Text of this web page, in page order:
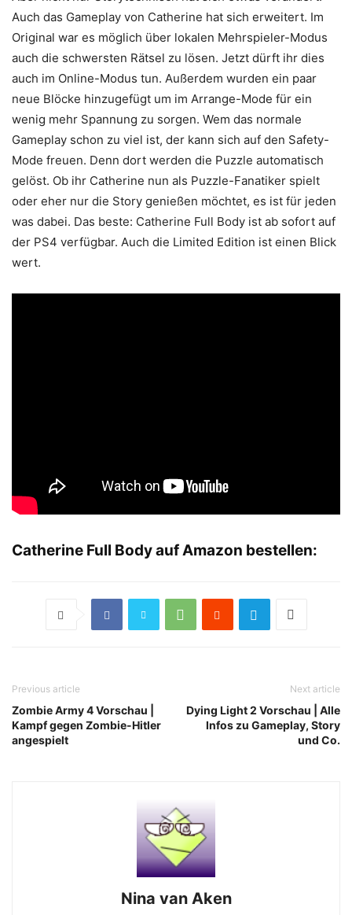
Auch das Gameplay von Catherine hat sich erweitert. Im
Original war es möglich über lokalen Mehrspieler-Modus
auch die schwersten Rätsel zu lösen. Jetzt dürft ihr dies
auch im Online-Modus tun. Außerdem wurden ein paar
neue Blöcke hinzugefügt um im Arrange-Mode für ein
wenig mehr Spannung zu sorgen. Wem das normale
Gameplay schon zu viel ist, der kann sich auf den Safety-
Mode freuen. Denn dort werden die Puzzle automatisch
gelöst. Ob ihr Catherine nun als Puzzle-Fanatiker spielt
oder eher nur die Story genießen möchtet, es ist für jeden
was dabei. Das beste: Catherine Full Body ist ab sofort auf
der PS4 verfügbar. Auch die Limited Edition ist einen Blick
wert.
Catherine Full Body auf Amazon bestellen:
Previous article
Zombie Army 4 Vorschau |
Kampf gegen Zombie-Hitler
angespielt
Next article
Dying Light 2 Vorschau | Alle
Infos zu Gameplay, Story
und Co.
Nina van Aken